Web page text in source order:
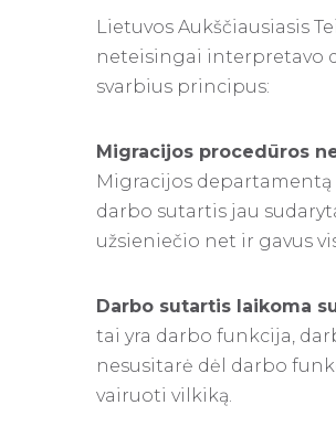
Lietuvos Aukščiausiasis
neteisingai interpretavo
svarbius principus:
Migracijos procedūros
Migracijos departamentą
darbo sutartis jau
užsieniečio net ir gavus
Darbo sutartis laikoma
tai yra darbo funkcija,
nesusitarė dėl darbo
vairuoti vilkiką.